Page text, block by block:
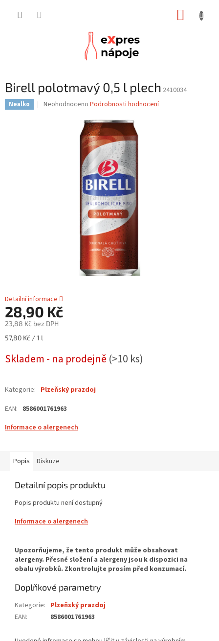
Birell polotmavý 0,5 l plech 2410034
Nealko
Průměrné
Neohodnoceno Podrobnosti hodnocení
Detailní informace
28,90 Kč
23,88 Kč bez DPH
Měrná
57,80 Kč / 1 l
Skladem - na prodejně (>10 ks)
Kategorie: Plzeňský prazdoj
EAN: 8586001761963
Informace o alergenech
Popis Diskuze
Detailní popis produktu
Popis produktu není dostupný
Informace o alergenech
Doplňkové parametry
Kategorie: Plzeňský prazdoj
EAN: 8586001761963